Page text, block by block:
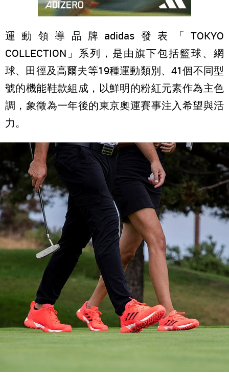
運動領導品牌adidas發表「TOKYO
COLLECTION」系列，是由旗下包括籃球、網
球、田徑及高爾夫等19種運動類別、41個不同型
號的機能鞋款組成，以鮮明的粉紅元素作為主色
調，象徵為一年後的東京奧運賽事注入希望與活
力。